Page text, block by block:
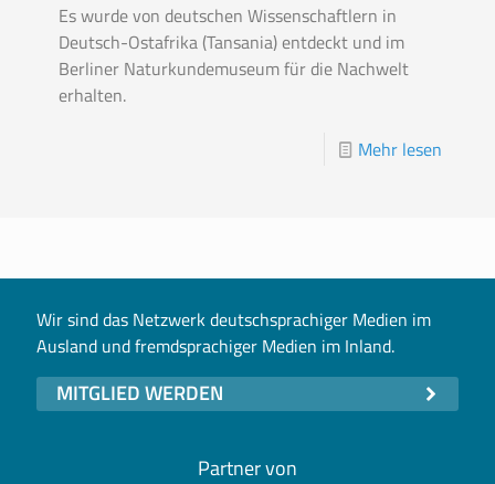
Es wurde von deutschen Wissenschaftlern in
Deutsch-Ostafrika (Tansania) entdeckt und im
Berliner Naturkundemuseum für die Nachwelt
erhalten.
Mehr lesen
Wir sind das Netzwerk deutschsprachiger Medien im
Ausland und fremdsprachiger Medien im Inland.
MITGLIED WERDEN
Partner von